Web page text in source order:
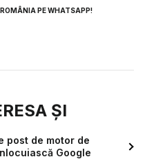
PE WHATSAPP!
ȘI
post de motor de
Google